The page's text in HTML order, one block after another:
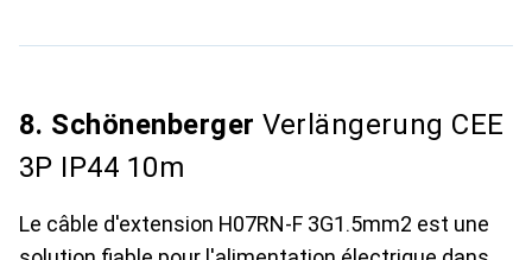
8. Schönenberger Verlängerung CEE
3P IP44 10m
Le câble d'extension H07RN-F 3G1.5mm2 est une